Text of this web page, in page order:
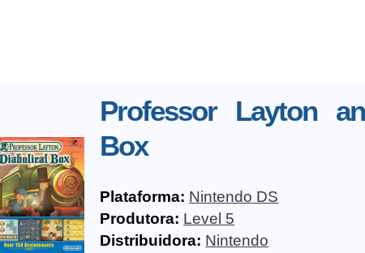
Professor Layton
Box
Plataforma: Nintendo DS
Produtora: Level 5
Distribuidora: Nintendo